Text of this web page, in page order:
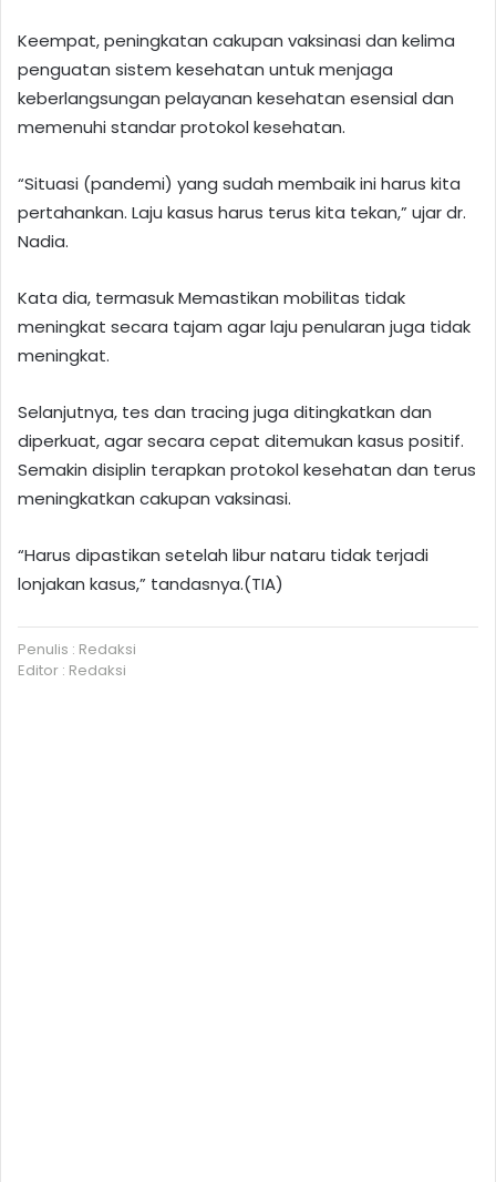
Keempat, peningkatan cakupan vaksinasi dan kelima
penguatan sistem kesehatan untuk menjaga
keberlangsungan pelayanan kesehatan esensial dan
memenuhi standar protokol kesehatan.
“Situasi (pandemi) yang sudah membaik ini harus kita
pertahankan. Laju kasus harus terus kita tekan,” ujar dr.
Nadia.
Kata dia, termasuk Memastikan mobilitas tidak
meningkat secara tajam agar laju penularan juga tidak
meningkat.
Selanjutnya, tes dan tracing juga ditingkatkan dan
diperkuat, agar secara cepat ditemukan kasus positif.
Semakin disiplin terapkan protokol kesehatan dan terus
meningkatkan cakupan vaksinasi.
“Harus dipastikan setelah libur nataru tidak terjadi
lonjakan kasus,” tandasnya.(TIA)
Penulis : Redaksi
Editor : Redaksi